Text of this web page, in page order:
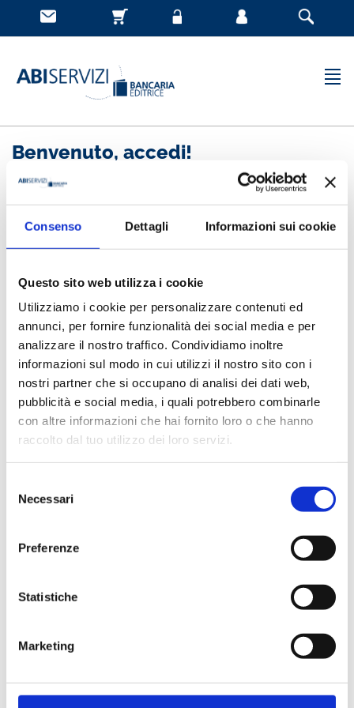
Consenso Dettagli Informazioni sui cookie
Questo sito web utilizza i cookie
Utilizziamo i cookie per personalizzare contenuti ed
annunci, per fornire funzionalità dei social media e per
analizzare il nostro traffico. Condividiamo inoltre
informazioni sul modo in cui utilizzi il nostro sito con i
nostri partner che si occupano di analisi dei dati web,
pubblicità e social media, i quali potrebbero combinarle
con altre informazioni che hai fornito loro o che hanno
raccolto dal tuo utilizzo dei loro servizi.
delNecessari
Preferenze
Statistiche
Marketing
Benvenuto, accedi!
la storia degli acquisti effettuati
Cliente già registrato